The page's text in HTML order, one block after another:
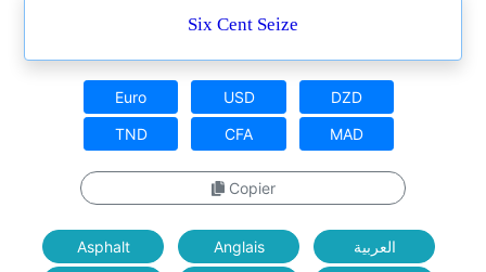
Six Cent Seize
Euro USD
DZD
TND
CFA MAD
Copier
Asphalt Anglais
العربية